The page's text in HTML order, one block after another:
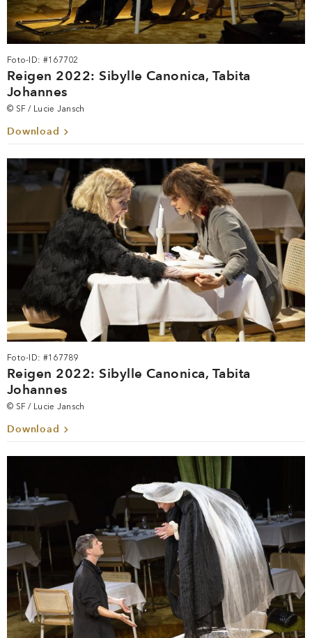
Foto-ID: #167702
Reigen 2022: Sibylle Canonica, Tabita
Johannes
© SF / Lucie Jansch
Download
Foto-ID: #167789
Reigen 2022: Sibylle Canonica, Tabita
Johannes
© SF / Lucie Jansch
Download